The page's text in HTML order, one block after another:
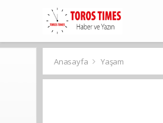
Anasayfa Yaşam